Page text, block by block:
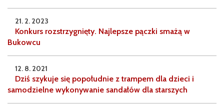
21. 2. 2023
Konkurs rozstrzygnięty. Najlepsze pączki smażą w
Bukowcu
12. 8. 2021
Dziś szykuje się popołudnie z trampem dla dzieci i
samodzielne wykonywanie sandałów dla starszych